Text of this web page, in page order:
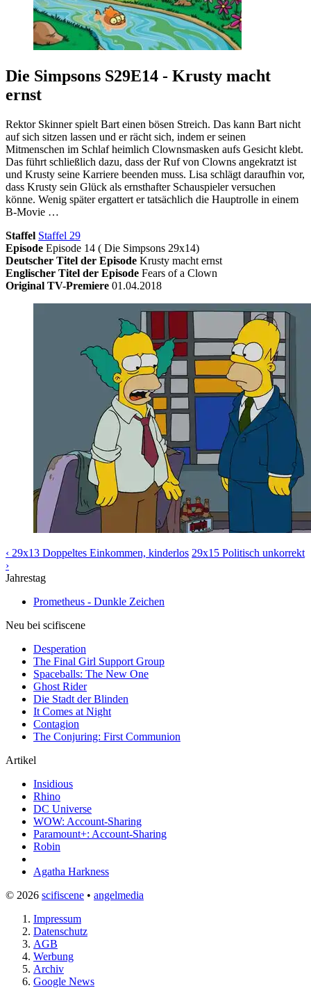
Die Simpsons S29E14 - Krusty macht
ernst
Rektor Skinner spielt Bart einen bösen Streich. Das kann Bart nicht
auf sich sitzen lassen und er rächt sich, indem er seinen
Mitmenschen im Schlaf heimlich Clownsmasken aufs Gesicht klebt.
Das führt schließlich dazu, dass der Ruf von Clowns angekratzt ist
und Krusty seine Karriere beenden muss. Lisa schlägt daraufhin vor,
dass Krusty sein Glück als ernsthafter Schauspieler versuchen
könne. Wenig später ergattert er tatsächlich die Hauptrolle in einem
B-Movie …
Staffel Staffel 29
Episode Episode 14 ( Die Simpsons 29x14)
Deutscher Titel der Episode Krusty macht ernst
Englischer Titel der Episode Fears of a Clown
Original TV-Premiere 01.04.2018
‹ 29x13 Doppeltes Einkommen, kinderlos 29x15 Politisch unkorrekt
›
Jahrestag
Prometheus - Dunkle Zeichen
Neu bei scifiscene
Desperation
The Final Girl Support Group
Spaceballs: The New One
Ghost Rider
Die Stadt der Blinden
It Comes at Night
Contagion
The Conjuring: First Communion
Artikel
Insidious
Rhino
DC Universe
WOW: Account-Sharing
Paramount+: Account-Sharing
Robin
Agatha Harkness
© 2026 scifiscene • angelmedia
Impressum
Datenschutz
AGB
Werbung
Archiv
Google News